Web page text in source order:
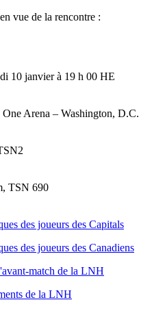
vue de la rencontre :
10 janvier à 19 h 00 HE
One Arena – Washington, D.C.
TSN 690
des joueurs des Capitals
des joueurs des Canadiens
match de la LNH
de la LNH